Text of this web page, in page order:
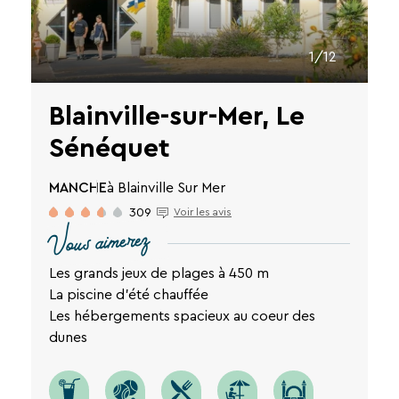
RECHERCHER
1/12
Blainville-sur-Mer, Le
Sénéquet
MANCHEà Blainville Sur Mer
309 Voir les avis
Vous aimerez
Les grands jeux de plages à 450 m
La piscine d'été chauffée
Les hébergements spacieux au coeur des
dunes